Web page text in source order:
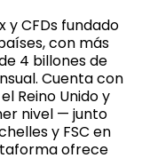
y CFDs fundado
con más
4 billones de
Cuenta con
Reino Unido y
nivel — junto
y FSC en
ofrece